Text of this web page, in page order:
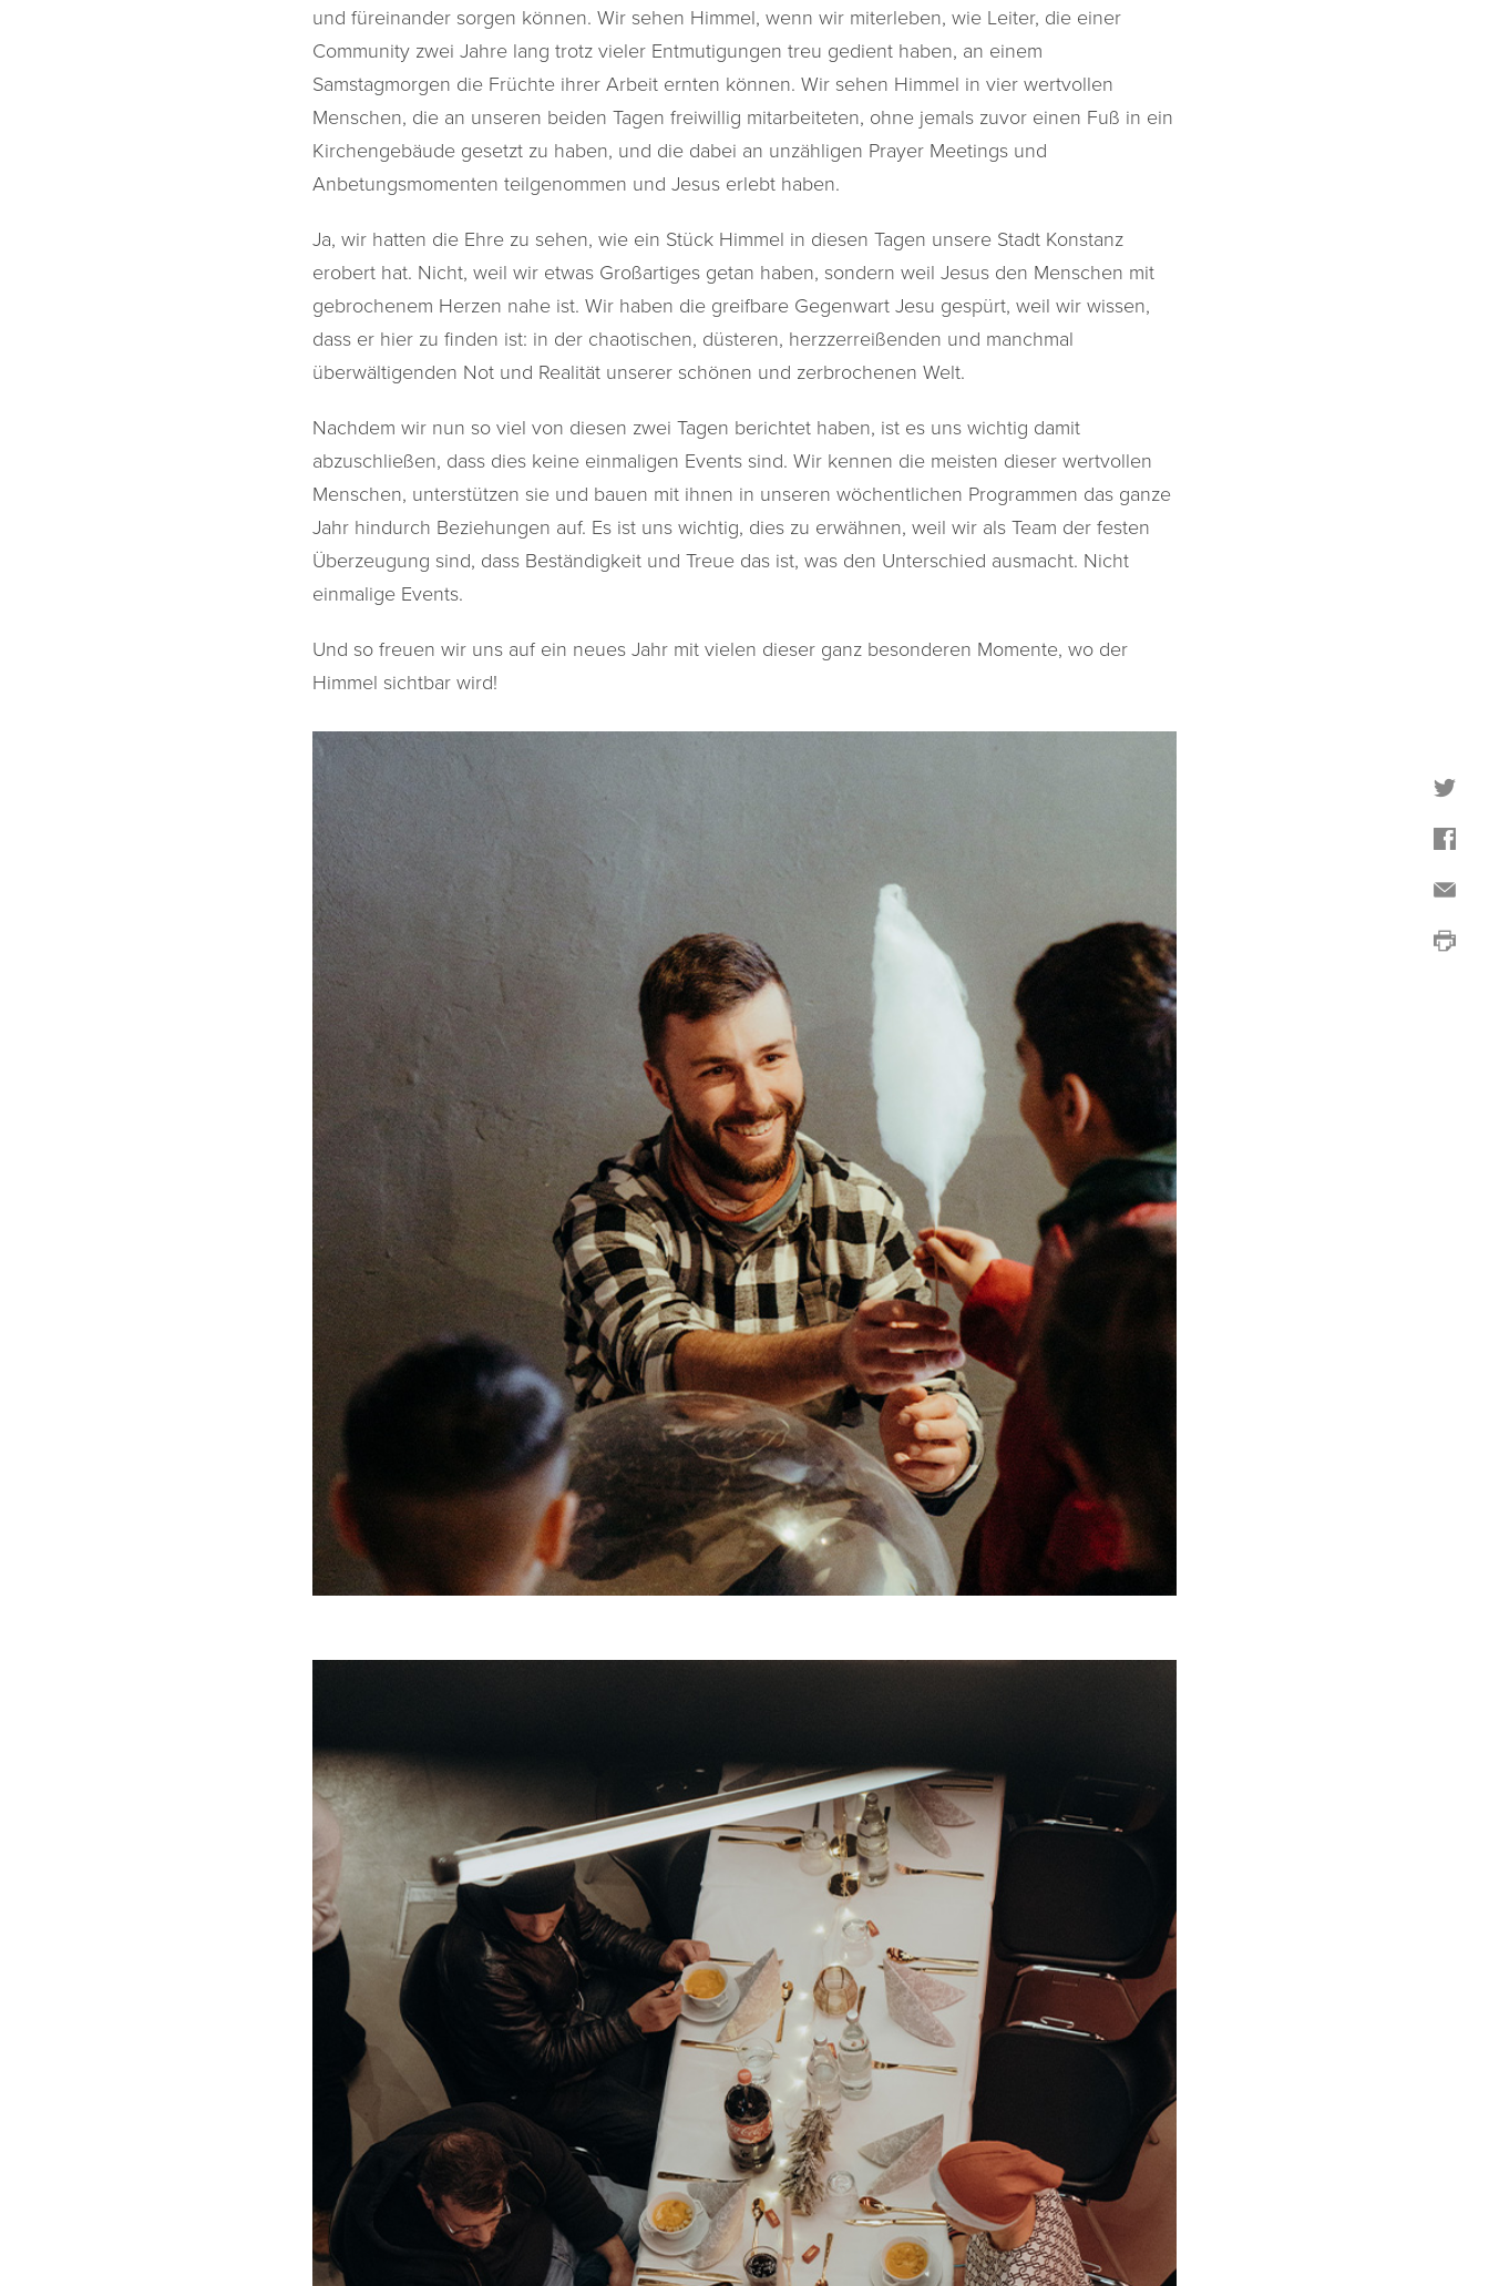
und füreinander sorgen können. Wir sehen Himmel, wenn wir miterleben, wie Leiter, die einer
Community zwei Jahre lang trotz vieler Entmutigungen treu gedient haben, an einem
Samstagmorgen die Früchte ihrer Arbeit ernten können. Wir sehen Himmel in vier wertvollen
Menschen, die an unseren beiden Tagen freiwillig mitarbeiteten, ohne jemals zuvor einen Fuß in ein
Kirchengebäude gesetzt zu haben, und die dabei an unzähligen Prayer Meetings und
Anbetungsmomenten teilgenommen und Jesus erlebt haben.
Ja, wir hatten die Ehre zu sehen, wie ein Stück Himmel in diesen Tagen unsere Stadt Konstanz
erobert hat. Nicht, weil wir etwas Großartiges getan haben, sondern weil Jesus den Menschen mit
gebrochenem Herzen nahe ist. Wir haben die greifbare Gegenwart Jesu gespürt, weil wir wissen,
dass er hier zu finden ist: in der chaotischen, düsteren, herzzerreißenden und manchmal
überwältigenden Not und Realität unserer schönen und zerbrochenen Welt.
Nachdem wir nun so viel von diesen zwei Tagen berichtet haben, ist es uns wichtig damit
abzuschließen, dass dies keine einmaligen Events sind. Wir kennen die meisten dieser wertvollen
Menschen, unterstützen sie und bauen mit ihnen in unseren wöchentlichen Programmen das ganze
Jahr hindurch Beziehungen auf. Es ist uns wichtig, dies zu erwähnen, weil wir als Team der festen
Überzeugung sind, dass Beständigkeit und Treue das ist, was den Unterschied ausmacht. Nicht
einmalige Events.
Und so freuen wir uns auf ein neues Jahr mit vielen dieser ganz besonderen Momente, wo der
Himmel sichtbar wird!